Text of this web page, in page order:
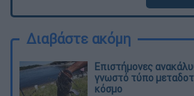
Διαβάστε ακόμη
Επιστήμονες
γνωστό τύπο
κόσμο